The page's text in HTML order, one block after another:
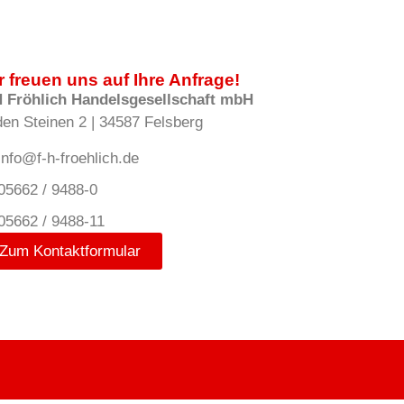
freuen uns auf Ihre Anfrage!
Fröhlich Handelsgesellschaft mbH
Steinen 2 | 34587 Felsberg
h-froehlich.de
/ 9488-0
/ 9488-11
Zum Kontaktformular